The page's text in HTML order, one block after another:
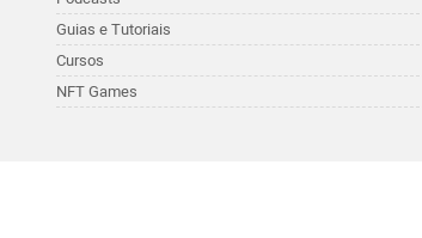
Guias e Tutoriais
Cursos
NFT Games